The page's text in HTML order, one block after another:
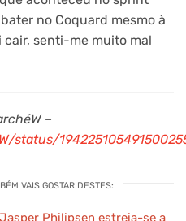
no Coquard mesmo à
senti-me muito mal
–
status/
VAIS GOSTAR DESTES:
Philipsen estreia-se a